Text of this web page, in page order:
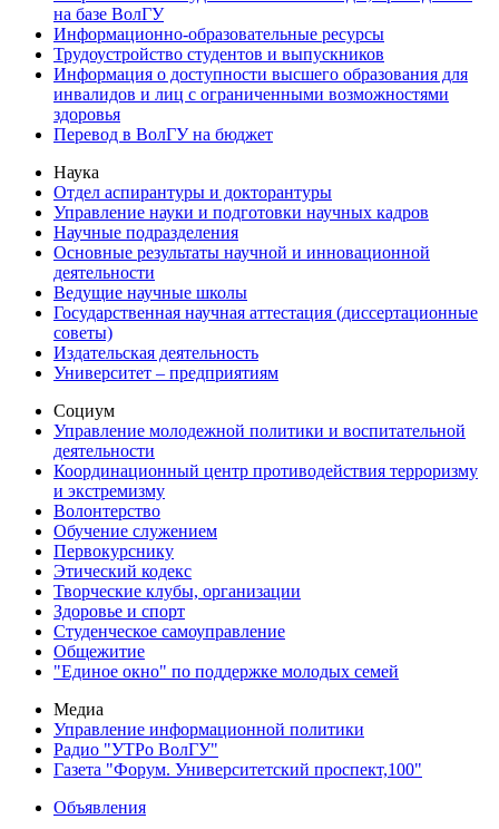
на базе ВолГУ
Информационно-образовательные ресурсы
Трудоустройство студентов и выпускников
Информация о доступности высшего образования для
инвалидов и лиц с ограниченными возможностями
здоровья
Перевод в ВолГУ на бюджет
Наука
Отдел аспирантуры и докторантуры
Управление науки и подготовки научных кадров
Научные подразделения
Основные результаты научной и инновационной
деятельности
Ведущие научные школы
Государственная научная аттестация (диссертационные
советы)
Издательская деятельность
Университет – предприятиям
Социум
Управление молодежной политики и воспитательной
деятельности
Координационный центр противодействия терроризму
и экстремизму
Волонтерство
Обучение служением
Первокурснику
Этический кодекс
Творческие клубы, организации
Здоровье и спорт
Студенческое самоуправление
Общежитие
"Единое окно" по поддержке молодых семей
Медиа
Управление информационной политики
Радио "УТРо ВолГУ"
Газета "Форум. Университетский проспект,100"
Объявления